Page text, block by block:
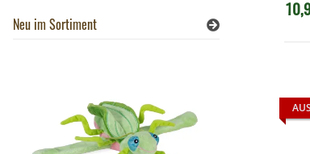
Neu im Sortiment